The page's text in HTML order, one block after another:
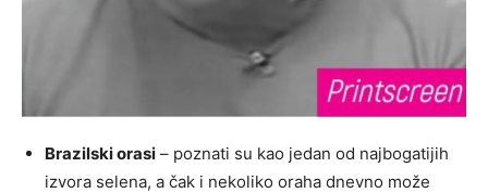
Brazilski orasi – poznati su kao jedan od najbogatijih
izvora selena, a čak i nekoliko oraha dnevno može